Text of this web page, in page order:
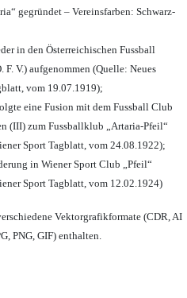
gegründet – Vereinsfarben: Schwarz-
in den Österreichischen Fussball
F. V.) aufgenommen (Quelle: Neues
vom 19.07.1919);
eine Fusion mit dem Fussball Club
(III) zum Fussballklub „Artaria-Pfeil“
Sport Tagblatt, vom 24.08.1922);
in Wiener Sport Club „Pfeil“
Sport Tagblatt, vom 12.02.1924)
Vektorgrafikformate (CDR, AI
PNG, GIF) enthalten.